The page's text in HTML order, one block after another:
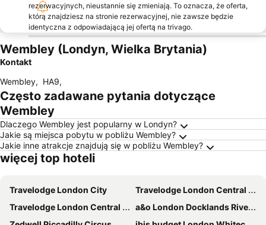
rezerwacyjnych, nieustannie się zmieniają. To oznacza, że oferta,
którą znajdziesz na stronie rezerwacyjnej, nie zawsze będzie
identyczna z odpowiadającą jej ofertą na trivago.
Wembley (Londyn, Wielka Brytania)
Kontakt
Wembley, HA9,
Często zadawane pytania dotyczące
Wembley
Dlaczego Wembley jest popularny w Londyn?
Jakie są miejsca pobytu w pobliżu Wembley?
Jakie inne atrakcje znajdują się w pobliżu Wembley?
więcej top hoteli
Travelodge London City
Travelodge London Central City Road
Travelodge London Central Elephant and Castle
a&o London Docklands Riverside